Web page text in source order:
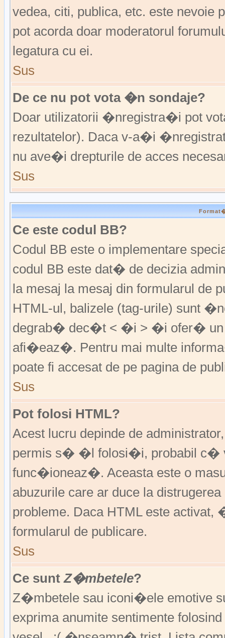
vedea, citi, publica, etc. este
pot acorda doar moderatorul
legatura cu ei.
Sus
De ce nu pot vota �n sondaje?
Doar utilizatorii �nregistra�i pot
rezultatelor). Daca v-a�i
nu ave�i drepturile de acces
Sus
Ce este codul BB?
Codul BB este o implementare
codul BB este dat� de decizia
la mesaj la mesaj din formularul de
HTML-ul, balizele (tag-urile) sunt
degrab� dec�t < �i > �i ofer� un
afi�eaz�. Pentru mai multe
poate fi accesat de pe pagina de
Sus
Pot folosi HTML?
Acest lucru depinde de
permis s� �l folosi�i, probabil c�
func�ioneaz�. Aceasta este o
abuzurile care ar duce la
probleme. Daca HTML este
formularul de publicare.
Sus
Ce suntZ�mbetele?
Z�mbetele sau iconi�ele emotive
exprima anumite sentimente